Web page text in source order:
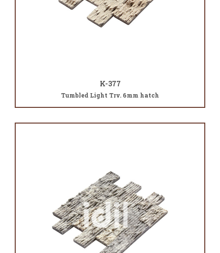
K-377
Tumbled Light Trv. 6mm hatch